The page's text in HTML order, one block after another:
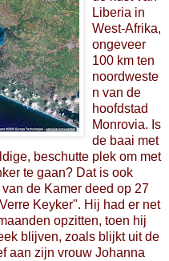
Liberia in
West-Afrika,
ongeveer
100 km ten
noordweste
n van de
hoofdstad
Monrovia. Is
de baai met
beschutte plek om met
te gaan? Dat is ook
de Kamer deed op 27
Keyker". Hij had er net
opzitten, toen hij
blijven, zoals blijkt uit de
aan zijn vrouw Johanna